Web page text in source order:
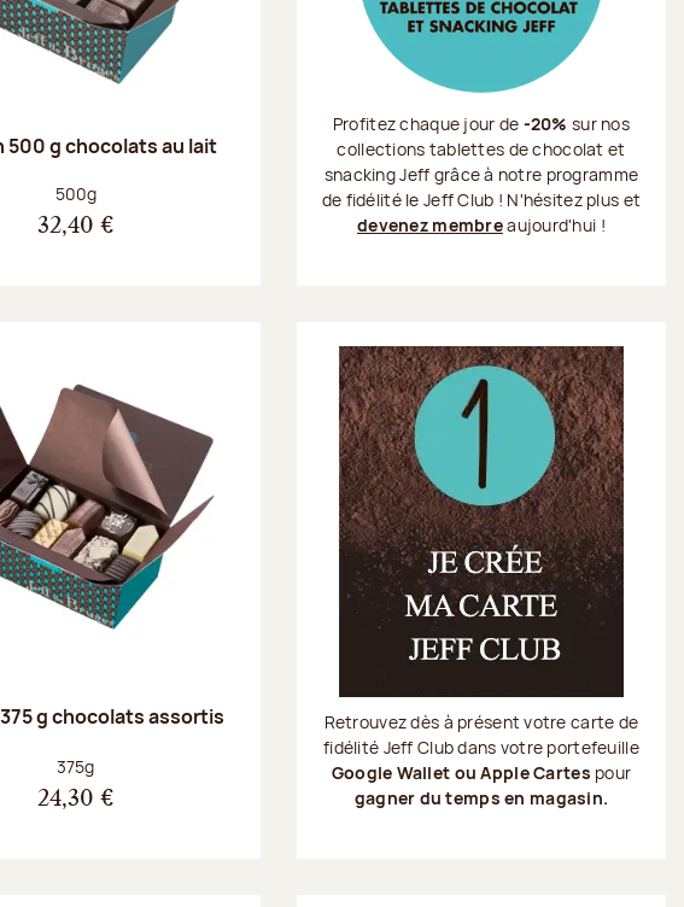
500 g chocolats au lait
Poids net :
500g
32,40 €
Profitez chaque jour de -20% sur nos
collections tablettes de chocolat et
snacking Jeff grâce à notre programme
de fidélité le Jeff Club ! N'hésitez plus et
devenez membreaujourd'hui !
g chocolats assortis
Poids net :
375g
24,30 €
Retrouvez dès à présent votre carte de
fidélité Jeff Club dans votre portefeuille
Google Wallet ou Apple Cartes pour
gagner du temps en magasin.